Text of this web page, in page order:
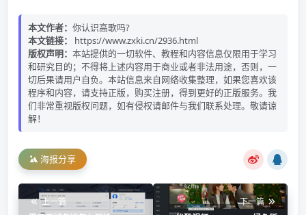
本文作者： 你认识高歌吗?
本文链接：
https://www.zxki.cn/2936.html
版权声明： 本站提供的一切软件、教程和内容信息仅限用于学习
和研究目的；不得将上述内容用于商业或者非法用途，否则，一
切后果请用户自负。本站信息来自网络收集整理，如果您喜欢该
程序和内容，请支持正版，购买注册，得到更好的正版服务。我
们非常重视版权问题，如有侵权请邮件与我们联系处理。敬请谅
解！
海报分享
上一篇
下一篇